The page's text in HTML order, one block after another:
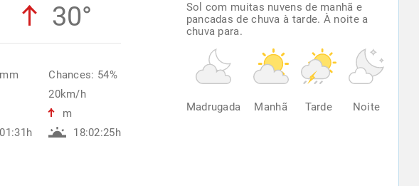
30°
Chances: 54%
20km/h
m
18:02:25h
Sol com muitas nuvens de manhã e
pancadas de chuva à tarde. À noite a
chuva para.
Madrugada Manhã Tarde Noite